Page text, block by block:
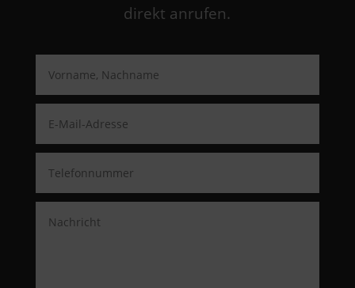
direkt anrufen.